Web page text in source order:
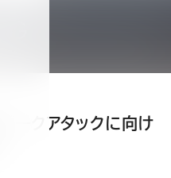
ークアタックに向け